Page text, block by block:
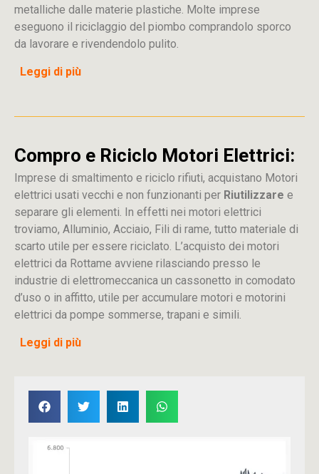
metalliche dalle materie plastiche. Molte imprese
eseguono il riciclaggio del piombo comprandolo sporco
da lavorare e rivendendolo pulito.
Leggi di più
Compro e Riciclo Motori Elettrici:
Imprese di smaltimento e riciclo rifiuti, acquistano Motori
elettrici usati vecchi e non funzionanti per Riutilizzare e
separare gli elementi. In effetti nei motori elettrici
troviamo, Alluminio, Acciaio, Fili di rame, tutto materiale di
scarto utile per essere riciclato. L’acquisto dei motori
elettrici da Rottame avviene rilasciando presso le
industrie di elettromeccanica un cassonetto in comodato
d’uso o in affitto, utile per accumulare motori e motorini
elettrici da pompe sommerse, trapani e simili.
Leggi di più